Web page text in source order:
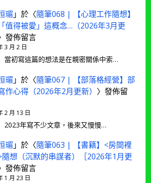
瑂 」於〈隨筆068 | 【心理工作隨想】
值得被愛」這概念…（2026年3月更
發佈留言
3 月 2 日
當初寫這篇的想法是在親密關係中索…
瑂 」於〈隨筆067 | 【部落格經營】部
作心得（2026年2月更新） 〉發佈留
2 月 13 日
2023年寫不少文章，後來又慢慢…
瑂 」於〈隨筆063 | 【書籍】<房間裡
隨想（沉默的串謀者）［2026年1月更
發佈留言
1 月 23 日